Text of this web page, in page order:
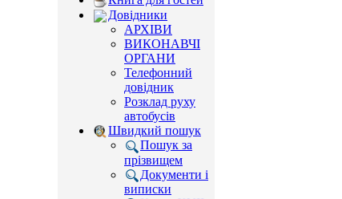
Довідники
АРХІВИ
ВИКОНАВЧІ
ОРГАНИ
Телефонний
довідник
Розклад руху
автобусів
Швидкий пошук
Пошук за
прізвищем
Документи і
виписки